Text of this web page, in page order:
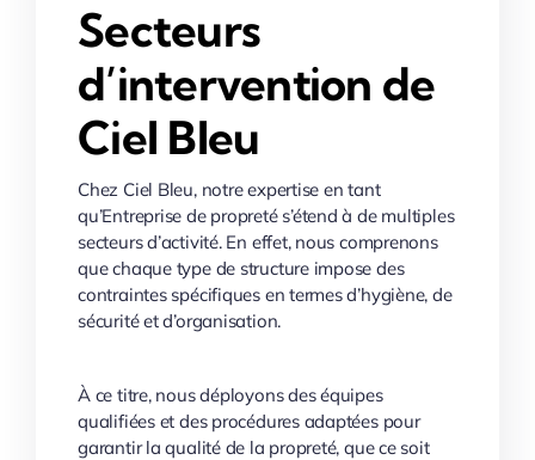
Secteurs
d’intervention de
Ciel Bleu
Chez Ciel Bleu, notre expertise en tant
qu’Entreprise de propreté s’étend à de multiples
secteurs d’activité. En effet, nous comprenons
que chaque type de structure impose des
contraintes spécifiques en termes d’hygiène, de
sécurité et d’organisation.
À ce titre, nous déployons des équipes
qualifiées et des procédures adaptées pour
garantir la qualité de la propreté, que ce soit